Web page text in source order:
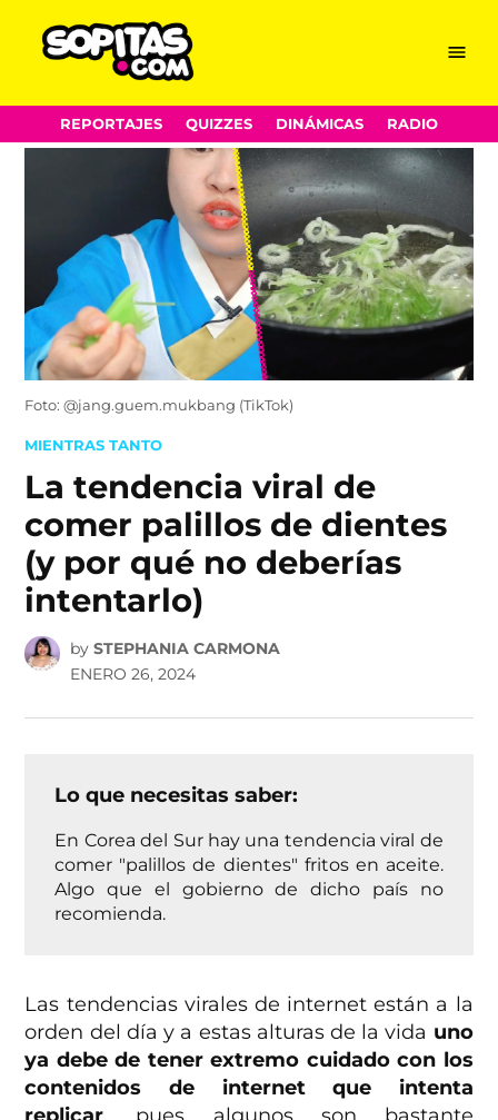
Skip
to
Menu
REPORTAJES QUIZZES DINÁMICAS RADIO
Foto: @jang.guem.mukbang (TikTok)
POSTED
MIENTRAS TANTO
La tendencia viral de
comer palillos de dientes
(y por qué no deberías
intentarlo)
by STEPHANIA CARMONA
ENERO 26, 2024
Lo que necesitas saber:
En Corea del Sur hay una tendencia viral de
comer "palillos de dientes" fritos en aceite.
Algo que el gobierno de dicho país no
recomienda.
Las tendencias virales de internet están a la
orden del día y a estas alturas de la vida uno
ya debe de tener extremo cuidado con los
contenidos de internet que intenta
replicar, pues algunos son bastante